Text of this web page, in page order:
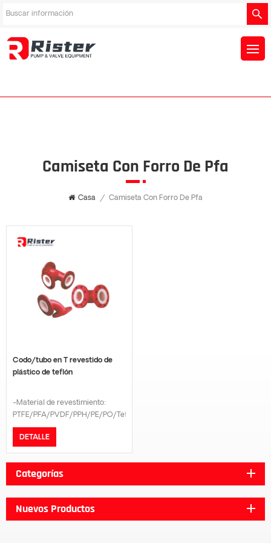
Camiseta Con Forro De Pfa
Casa / Camiseta Con Forro De Pfa
Codo/tubo en T revestido de
plástico de teflón
-Material de revestimiento:
PTFE/PFA/PVDF/PPH/PE/PO/Teflón/FEP/Caucho-
Modelo de conexión: Brida-
Estándar de brida:GB/DIN/ANSI
B16.5/JIS 10K-Grado de presión:
PN16/PN10-Los detalles se
personalizan según los requisitos
DETALLE
Categorías
Nuevos Productos